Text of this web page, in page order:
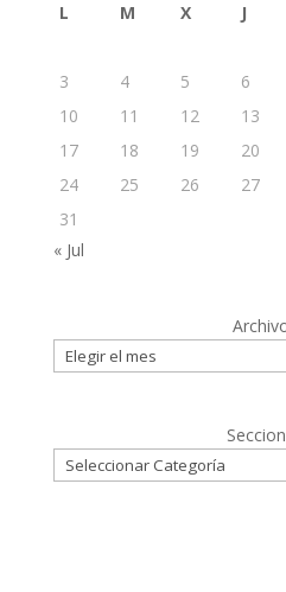
L M X J
3
4 5 6
10
11 12 13
17
18 19 20
24
25 26 27
31
« Jul